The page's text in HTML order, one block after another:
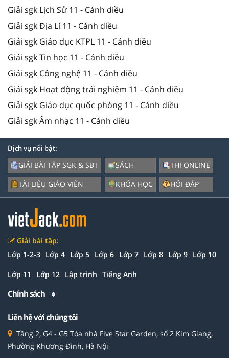
Giải sgk Lịch Sử 11 - Cánh diều
Giải sgk Địa Lí 11 - Cánh diều
Giải sgk Giáo dục KTPL 11 - Cánh diều
Giải sgk Tin học 11 - Cánh diều
Giải sgk Công nghệ 11 - Cánh diều
Giải sgk Hoạt động trải nghiệm 11 - Cánh diều
Giải sgk Giáo dục quốc phòng 11 - Cánh diều
Giải sgk Âm nhạc 11 - Cánh diều
Dịch vụ nổi bật:
GIẢI BÀI TẬP SGK & SBT
TÀI LIỆU GIÁO VIÊN
SÁCH
KHÓA HỌC
THI ONLINE
HỎI ĐÁP
Giải bài tập:
Lớp 1-2-3 Lớp 4 Lớp 5 Lớp 6 Lớp 7 Lớp 8 Lớp 9 Lớp 10
Lớp 11 Lớp 12 Lập trình Tiếng Anh
Chính sách
Liên hệ với chúng tôi
Tầng 2, G4 - G5 Tòa nhà Five Star Garden, số 2 Kim Giang,
Phường Khương Đình, Hà Nội